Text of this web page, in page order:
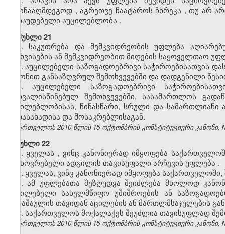
საწინააღმდეგოდ ,აგრეთვე ჩაატაროს ჩხრეკა ,თუ არ
გადაუდებელი აუცილებლობა .
მუხლი 21
1. საკუთრება და მემკვიდრეობის უფლება
გასხვისების ან მემკვიდრეობით მიღების საყოველთაო
2. აუცილებელი საზოგადოებრივი საჭიროებისათვის
კანონით განსაზღვრულ შემთხვევებში და დადგენილი
3. აუცილებელი საზოგადოებრივი
გათვალისწინებულ შემთხვევებში, სასამართლოს
აუცილებლობისას, წინასწარი, სრული და სამართლიანი
გადასახადისა და მოსაკრებლისაგან.
საქართველოს 2010 წლის 15 ოქტომბრის კონსტიტუციური კანონი,
მუხლი 22
1. ყველას , ვინც კანონიერად იმყოფება
საცხოვრებელი ადგილის თავისუფალი არჩევის უფლება .
2. ყველას, ვინც კანონიერად იმყოფება
3.ამ უფლებათა შეზღუდვა შეიძლება მხოლოდ
აუცილებელი სახელმწიფო უშიშროების ან
დანაშაულის თავიდან აცილების ან მართლმსაჯულების
4. საქართველოს მოქალაქეს შეუძლია თავისუფლად
საქართველოს 2010 წლის 15 ოქტომბრის კონსტიტუციური კანონი,